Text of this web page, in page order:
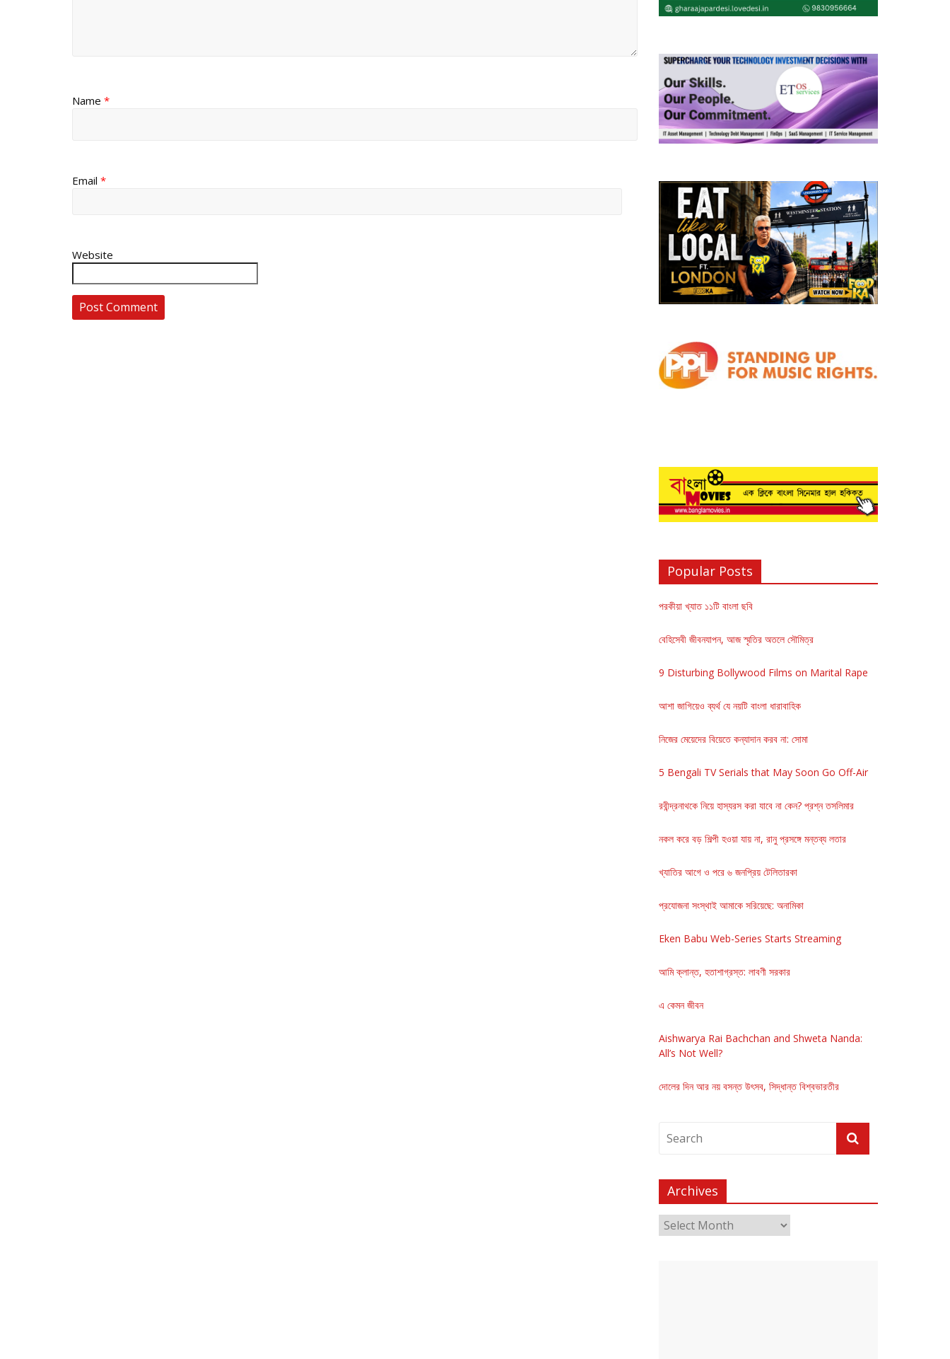
Name *
Email *
Website
Popular Posts
পরকীয়া খ্যাত ১১টি বাংলা ছবি
বেহিসেবী জীবনযাপন, আজ স্মৃতির অতলে সৌমিত্র
9 Disturbing Bollywood Films on Marital Rape
আশা জাগিয়েও ব্যর্থ যে নয়টি বাংলা ধারাবাহিক
নিজের মেয়েদের বিয়েতে কন্যাদান করব না: সোমা
5 Bengali TV Serials that May Soon Go Off-Air
রবীন্দ্রনাথকে নিয়ে হাস্যরস করা যাবে না কেন? প্রশ্ন তসলিমার
নকল করে বড় শিল্পী হওয়া যায় না, রানু প্রসঙ্গে মন্তব্য লতার
খ্যাতির আগে ও পরে ৬ জনপ্রিয় টেলিতারকা
প্রযোজনা সংস্থাই আমাকে সরিয়েছে: অনামিকা
Eken Babu Web-Series Starts Streaming
আমি ক্লান্ত, হতাশাগ্রস্ত: লাবণী সরকার
এ কেমন জীবন
Aishwarya Rai Bachchan and Shweta Nanda:
All’s Not Well?
দোলের দিন আর নয় বসন্ত উৎসব, সিদ্ধান্ত বিশ্বভারতীর
Archives